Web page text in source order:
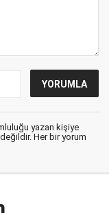
yazan kişiye
Her bir yorum